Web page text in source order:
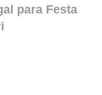
para Festa